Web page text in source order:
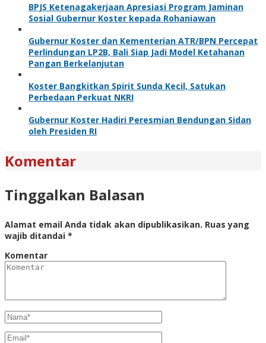
BPJS Ketenagakerjaan Apresiasi Program Jaminan
Sosial Gubernur Koster kepada Rohaniawan
Gubernur Koster dan Kementerian ATR/BPN Percepat
Perlindungan LP2B, Bali Siap Jadi Model Ketahanan
Pangan Berkelanjutan
Koster Bangkitkan Spirit Sunda Kecil, Satukan
Perbedaan Perkuat NKRI
Gubernur Koster Hadiri Peresmian Bendungan Sidan
oleh Presiden RI
Komentar
Tinggalkan Balasan
Alamat email Anda tidak akan dipublikasikan. Ruas yang
wajib ditandai *
Komentar